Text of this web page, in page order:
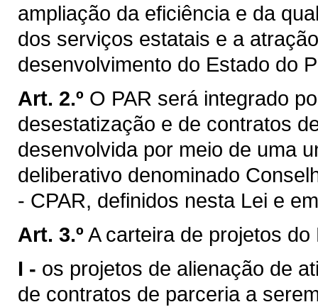
ampliação da eficiência e da
dos serviços estatais e a
desenvolvimento do Estado do
Art. 2.º O PAR será integrado
desestatização e de contratos
desenvolvida por meio de uma
deliberativo denominado
- CPAR, definidos nesta Lei e
Art. 3.º A carteira de projetos do
I - os projetos de alienação de
de contratos de parceria a